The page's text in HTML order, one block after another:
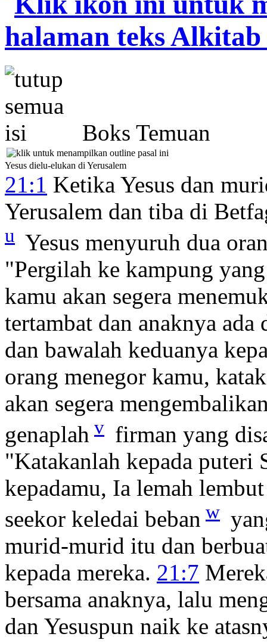
Boks Temuan
Yesus dielu-elukan di Yerusalem
21:1 Ketika Yesus dan
Yerusalem dan tiba di
u Yesus menyuruh dua
"Pergilah ke kampung
kamu akan segera
tertambat dan anaknya
dan bawalah keduanya
orang menegor kamu,
akan segera
genaplah v firman yang
"Katakanlah kepada puteri
kepadamu, Ia lemah
seekor keledai beban w
murid-murid itu dan
kepada mereka. 21:7
bersama anaknya, lalu
dan Yesuspun naik ke